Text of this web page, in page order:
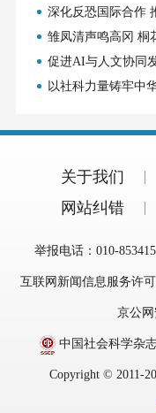
深化反恐国际合作
雏凤清声鸣高冈 桐
促进AI与人文协同
以社科力量铸牢中
关于我们
网站纠错
举报电话：010-
互联网新闻信息服务许可
京公网
中国社会科学杂
Copyright © 2011-